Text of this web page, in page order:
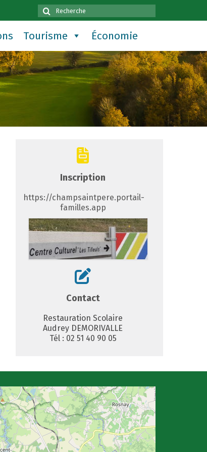
Rechercher
:
Tourisme Économie
Inscription
https://champsaintpere.portail-
familles.app
Contact
Restauration Scolaire
Audrey DEMORIVALLE
Tél : 02 51 40 90 05